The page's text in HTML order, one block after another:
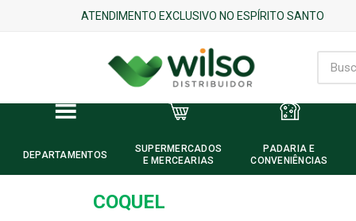
ATENDIMENTO EXCLUSIVO NO ESPÍRITO SANTO
DEPARTAMENTOS
SUPERMERCADOS
E MERCEARIAS
PADARIA E
CONVENIÊNCIAS
COQUEL